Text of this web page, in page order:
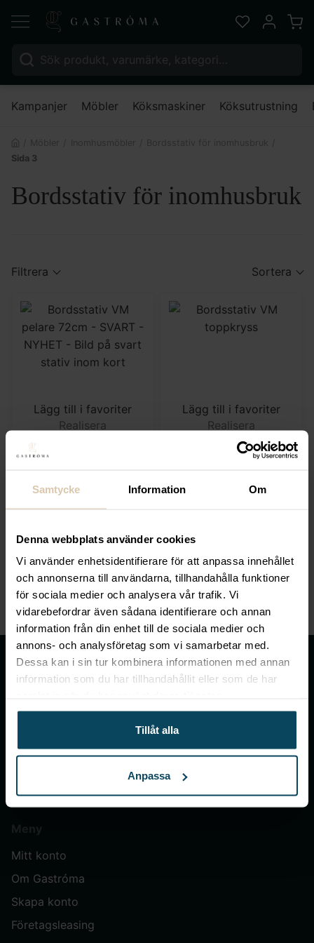
Samtycke Information Om
Denna webbplats använder cookies
Vi använder enhetsidentifierare för att anpassa innehållet
och annonserna till användarna, tillhandahålla funktioner
för sociala medier och analysera vår trafik. Vi
vidarebefordrar även sådana identifierare och annan
information från din enhet till de sociala medier och
annons- och analysföretag som vi samarbetar med.
Dessa kan i sin tur kombinera informationen med annan
information som du har tillhandahållit eller som de har
Tillåt alla
Anpassa
Sök efter:
Favoriter
Mitt
Kampanjer Möbler Köksmaskiner Köksutrustning
Sida 3
Bordsstativ för inomhusbruk
Filtrera Sortera
Lägg till i favoriter
Realisera
Bordsstativ VM pelare
72cm – SVART –
stativ inom kort
500
KÖP
Lägg till i favoriter
Realisera
Bordsstativ VM
toppkryss
←12 3
504 68 Borås
Mitt konto
Om Gastróma
Skapa konto
Företagsleasing